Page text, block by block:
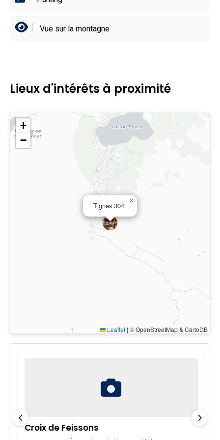
Vue sur la montagne
Lieux d'intérêts à proximité
Tignes 304
×
+
−
Leaflet | © OpenStreetMap & CartoDB
Croix de Feissons